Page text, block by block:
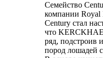
Семейство
компании
Century стал
что
ряд, подстроив
пород лошадей